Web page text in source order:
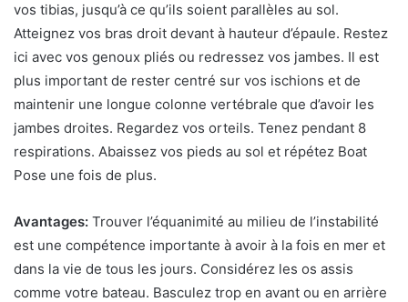
vos tibias, jusqu’à ce qu’ils soient parallèles au sol.
Atteignez vos bras droit devant à hauteur d’épaule. Restez
ici avec vos genoux pliés ou redressez vos jambes. Il est
plus important de rester centré sur vos ischions et de
maintenir une longue colonne vertébrale que d’avoir les
jambes droites. Regardez vos orteils. Tenez pendant 8
respirations. Abaissez vos pieds au sol et répétez Boat
Pose une fois de plus.
Avantages: Trouver l’équanimité au milieu de l’instabilité
est une compétence importante à avoir à la fois en mer et
dans la vie de tous les jours. Considérez les os assis
comme votre bateau. Basculez trop en avant ou en arrière